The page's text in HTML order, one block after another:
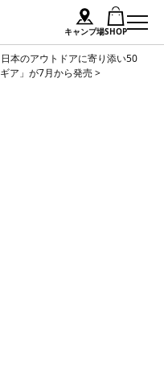
キャンプ場SHOP
日本のアウトドアに寄り添い50
ア」が7月から発売>